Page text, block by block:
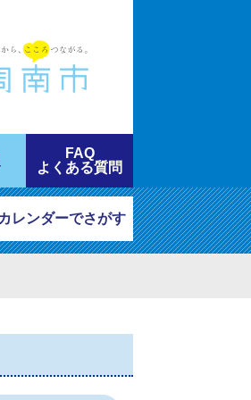
FAQ
よくある質問
カレンダーでさがす